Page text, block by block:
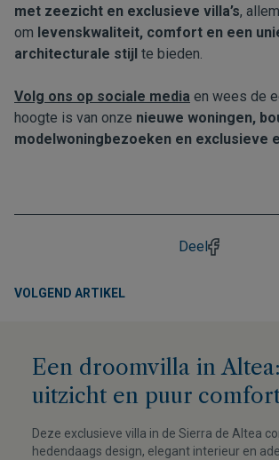
met zeezicht en exclusieve villa’s,
om levenskwaliteit, comfort en een
architecturale stijl te bieden.
Volg ons op sociale media en wees de
hoogte is van onze nieuwe woningen,
modelwoningbezoeken en exclusieve
Deel
VOLGEND ARTIKEL
Een droomvilla in
uitzicht en puur
Deze exclusieve villa in de Sierra de Altea
hedendaags design, elegant interieur en